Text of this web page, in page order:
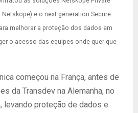
e o next generation Secure
melhorar a proteção dos dados em
o acesso das equipes onde quer que
começou na França, antes de
da Transdev na Alemanha, no
levando proteção de dados e